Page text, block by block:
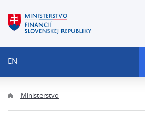
EN
Ministerstvo